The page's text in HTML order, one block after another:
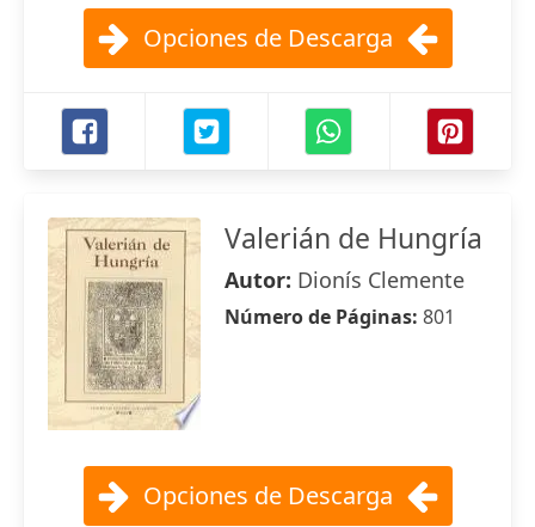
Opciones de Descarga
Valerián de Hungría
Autor: Dionís Clemente
Número de Páginas: 801
Opciones de Descarga